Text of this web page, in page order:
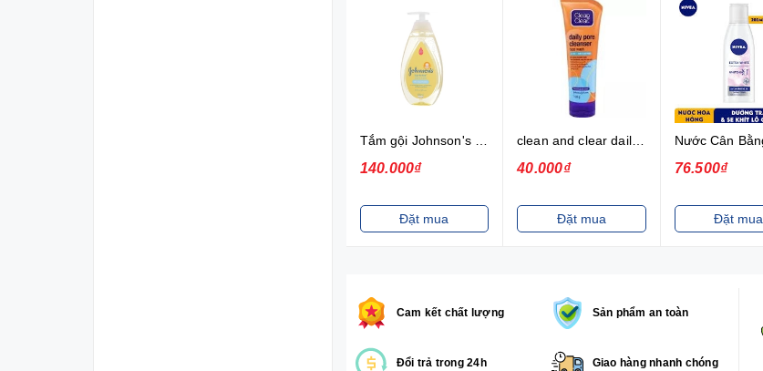
140.000₫
Đặt mua
clean and clear daily pore cleanser
40.000₫
Đặt mua
76.500₫
Đặt mua
Cam kết chất lượng Sản phẩm an toàn
Đổi trả trong 24h Giao hàng nhanh chóng